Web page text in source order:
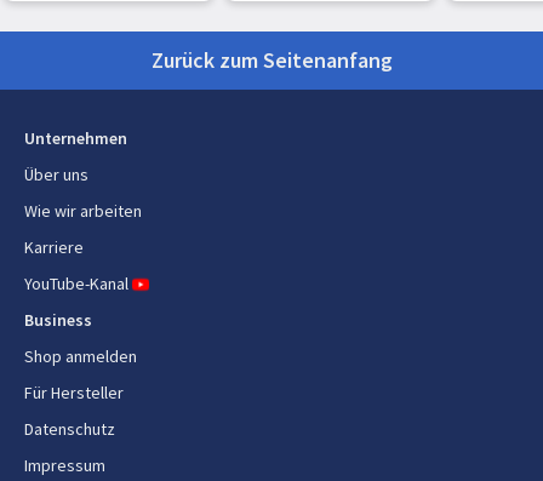
cm, Silb
(HD2640/10)
900W,
Zurück zum Seitenanfang
Unternehmen
Über uns
Wie wir arbeiten
Karriere
YouTube-Kanal
Business
Shop anmelden
Für Hersteller
Datenschutz
Impressum